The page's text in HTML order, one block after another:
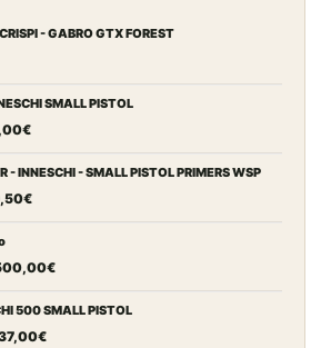
- GABRO GTX FOREST
SMALL PISTOL
€Fascia
prezzo:
da
67,00€
- INNESCHI - SMALL PISTOL PRIMERS WSP
€Fascia
da
a
69,50€
€Fascia
prezzo:
500 SMALL PISTOL
€Fascia